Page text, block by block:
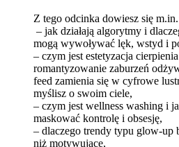
Z tego odcinka dowiesz się
– jak działają algorytmy i
mogą wywoływać lęk, wstyd i
– czym jest estetyzacja
romantyzowanie zaburzeń
feed zamienia się w cyfrowe
myślisz o swoim ciele,
– czym jest wellness washing i
maskować kontrolę i obsesję,
– dlaczego trendy typu glow-up
niż motywujące,